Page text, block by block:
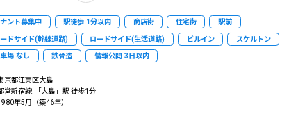
ント募集中 駅徒歩 1分以内 商店街 住宅街 駅前
ドサイド(幹線道路) ロードサイド(生活道路) ビルイン スケルトン
場 なし 鉄骨造 情報公開 3日以内
京都江東区大島
営新宿線 「大島」駅 徒歩1分
年5月（築46年）